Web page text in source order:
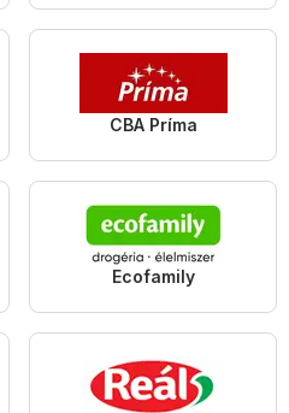
CBA Príma
Ecofamily